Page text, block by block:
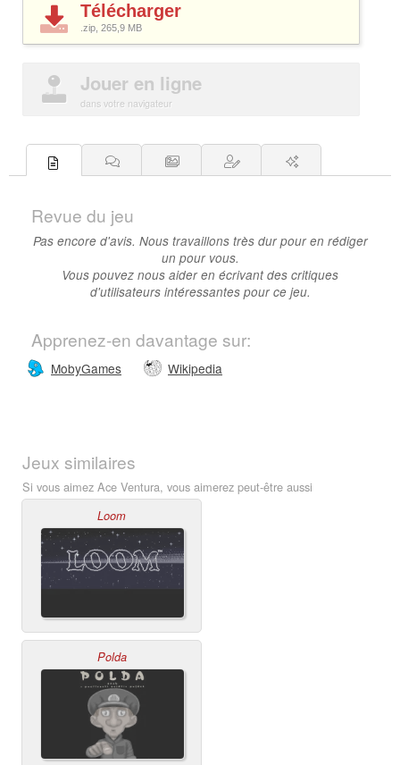
Télécharger
.zip, 265,9 MB
Jouer en ligne
dans votre navigateur
Revue du jeu
Pas encore d'avis. Nous travaillons très dur pour en rédiger
un pour vous.
Vous pouvez nous aider en écrivant des critiques
d'utilisateurs intéressantes pour ce jeu.
Apprenez-en davantage sur:
MobyGames Wikipedia
Jeux similaires
Si vous aimez Ace Ventura, vous aimerez peut-être aussi
Loom
Polda